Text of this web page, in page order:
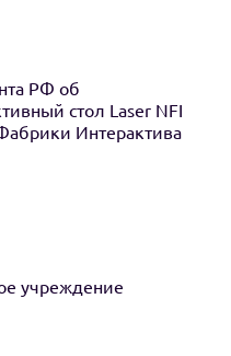
РФ об
стол Laser NFI
Интерактива
учреждение